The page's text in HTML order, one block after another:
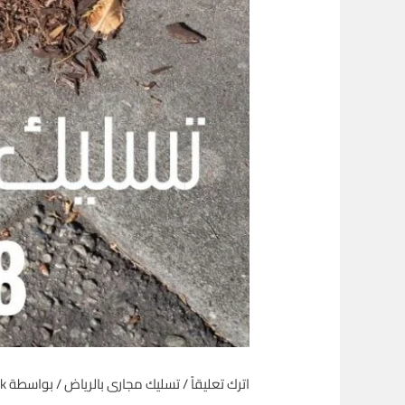
اترك تعليقاً/تسليك مجارى بالرياض/ بواسطة